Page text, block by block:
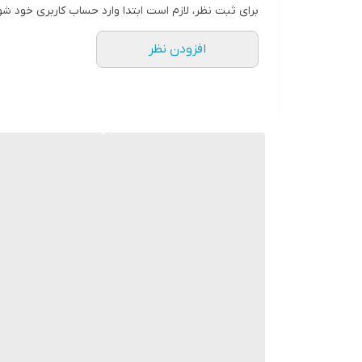
برای ثبت نظر، لازم است ابتدا وارد حساب کاربری خود
افزودن نظر